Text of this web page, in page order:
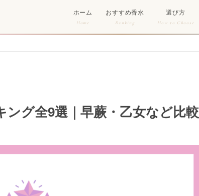
ホーム
Home
おすすめ香水
Ranking
選び方
How to Choose
グ全9選｜早蕨・乙女など比較